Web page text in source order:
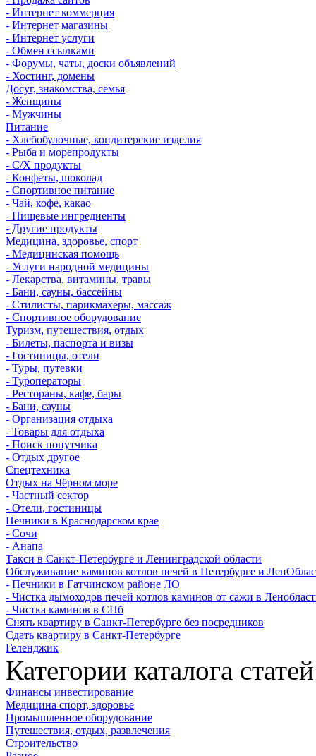
- Интернет коммерция
- Интернет магазины
- Интернет услуги
- Обмен ссылками
- Форумы, чаты, доски объявлений
- Хостинг, домены
Досуг, знакомства, семья
- Женщины
- Мужчины
Питание
- Хлебобулочные, кондитерские изделия
- Рыба и морепродукты
- С/Х продукты
- Конфеты, шоколад
- Спортивное питание
- Чай, кофе, какао
- Пищевые ингредиенты
- Другие продукты
Медицина, здоровье, спорт
- Медицинская помощь
- Услуги народной медицины
- Лекарства, витамины, травы
- Бани, сауны, бассейны
- Стилисты, парикмахеры, массаж
- Спортивное оборудование
Туризм, путешествия, отдых
- Билеты, паспорта и визы
- Гостиницы, отели
- Туры, путевки
- Туроператоры
- Рестораны, кафе, бары
- Бани, сауны
- Организация отдыха
- Товары для отдыха
- Поиск попутчика
- Отдых другое
Спецтехника
Отдых на Чёрном море
- Частный сектор
- Отели, гостиницы
Печники в Краснодарском крае
- Сочи
- Анапа
Такси в Санкт-Петербурге и Ленинградской области
Обслуживание каминов котлов печей в Петербурге и
- Печники в Гатчинском районе ЛО
- Чистка дымоходов печей котлов каминов от сажи в
- Чистка каминов в СПб
Снять квартиру в Санкт-Петербурге без посредников
Сдать квартиру в Санкт-Петербурге
Геленджик
Категории каталога статей
Финансы инвестирование
Медицина спорт, здоровье
Промышленное оборудование
Путешествия, отдых, развлечения
Строительство